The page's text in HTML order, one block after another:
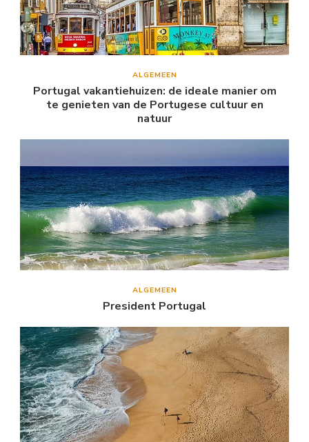
ALGEMEEN
Portugal vakantiehuizen: de ideale manier om
te genieten van de Portugese cultuur en
natuur
ALGEMEEN
President Portugal